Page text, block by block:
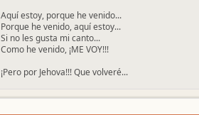
Aquí estoy, porque he venido...
Porque he venido, aquí estoy...
Si no les gusta mi canto...
Como he venido, ¡ME VOY!!!
¡Pero por Jehova!!! Que volveré...